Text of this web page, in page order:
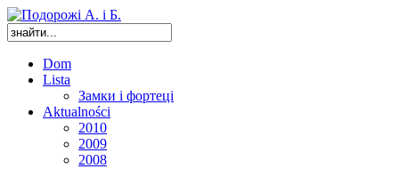
Dom
Lista
Замки і фортеці
Aktualności
2010
2009
2008